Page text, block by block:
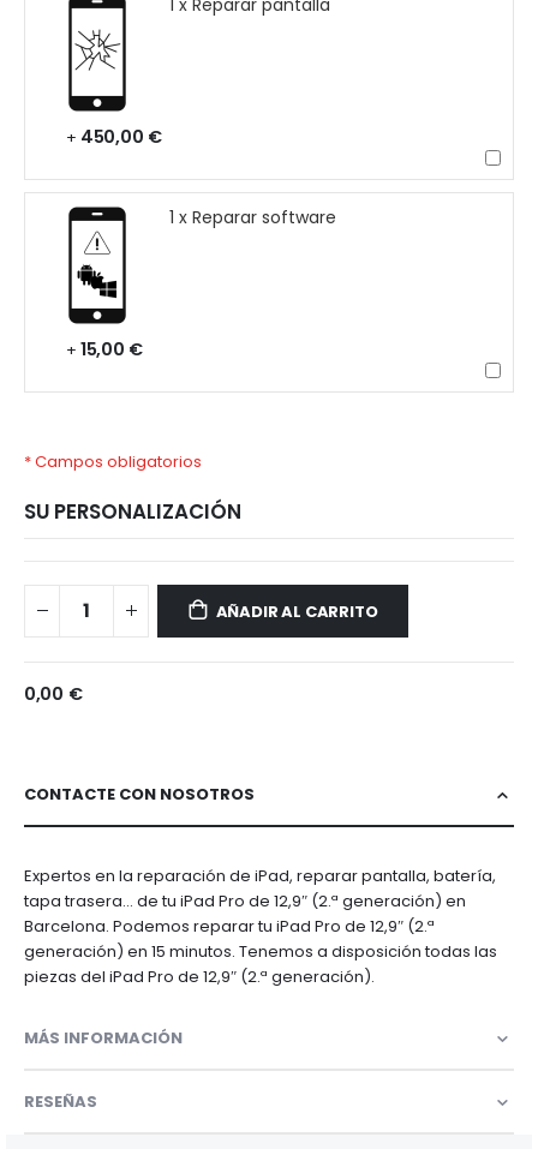
+ 450,00 €
1 x Reparar software
+ 15,00 €
* Campos obligatorios
SU PERSONALIZACIÓN
(2.ª
AÑADIR AL CARRITO
0,00 €
CONTACTE CON NOSOTROS
Expertos en la reparación de iPad, reparar pantalla, batería,
tapa trasera... de tu iPad Pro de 12,9″ (2.ª generación) en
Barcelona. Podemos reparar tu iPad Pro de 12,9″ (2.ª
generación) en 15 minutos. Tenemos a disposición todas las
piezas del iPad Pro de 12,9″ (2.ª generación).
MÁS INFORMACIÓN
RESEÑAS